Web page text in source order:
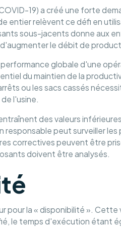
19) a créé une forte
entier relèvent ce défi en
sous-jacents donne aux
le débit de
globale d'une
du maintien de la
ou les sacs cassés
l'usine.
des valeurs
peut surveiller
correctives peuvent être
doivent être analysés.
pour la « disponibilité ».
le temps d'exécution étant